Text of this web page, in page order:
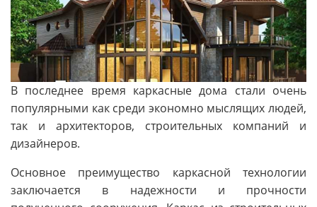
В последнее время каркасные дома стали очень
популярными как среди экономно мыслящих людей,
так и архитекторов, строительных компаний и
дизайнеров.
Основное преимущество каркасной технологии
заключается в надежности и прочности